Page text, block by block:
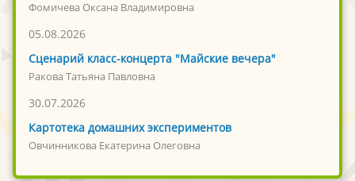
Фомичева Оксана Владимировна
05.08.2026
Сценарий класс-концерта "Майские вечера"
Ракова Татьяна Павловна
30.07.2026
Картотека домашних экспериментов
Овчинникова Екатерина Олеговна